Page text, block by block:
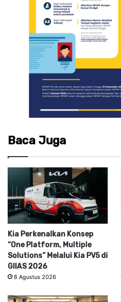
Baca Juga
Kia Perkenalkan Konsep
“One Platform, Multiple
Solutions” Melalui Kia PV5 di
GIIAS 2026
8 Agustus 2026